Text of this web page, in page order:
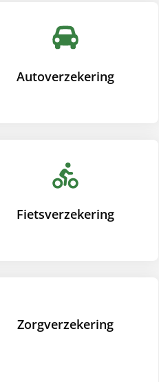
Auto­verzekering
Fiets­verzekering
Zorg­verzekering